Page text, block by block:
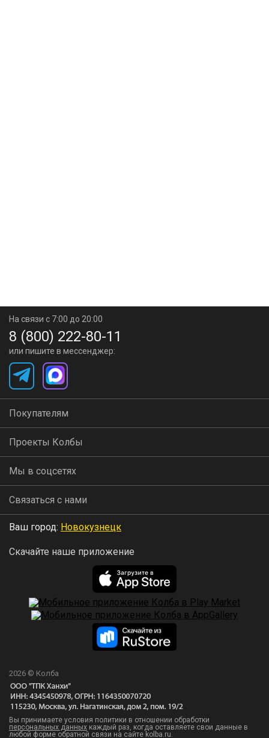
На связи с 7:00 до 20:00
8 (800) 222-80-11
или пишите в мессенджер:
Покупателям
Проекты Колбы
Мы в соцсетях
Связаться с нами
Ваш город: Новокузнецк
Скачайте наше приложение
2026 © Колба
Вы принимаете условия политики в отношении обработки
персональных данных каждый раз, когда оставляете свои данные в
любой форме обратной связи на сайте kolba.ru.